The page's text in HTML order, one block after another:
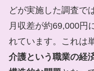
どが実施した調査で
月収差が約69,000円
れています。これは
介護という職業の経